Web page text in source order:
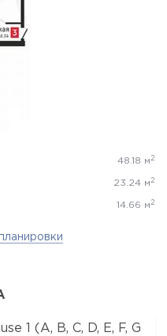
48.18 м 2
23.24 м 2
14.66 м 2
1 (A, B, C, D, E, F, G